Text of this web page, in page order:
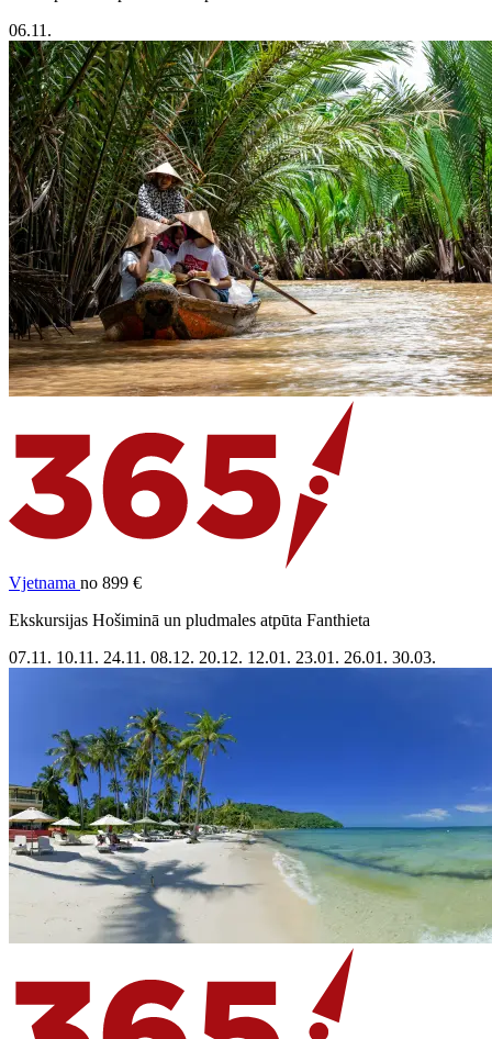
06.11.
Vjetnama no 899 €
Ekskursijas Hošiminā un pludmales atpūta Fanthieta
07.11. 10.11. 24.11. 08.12. 20.12. 12.01. 23.01. 26.01. 30.03.